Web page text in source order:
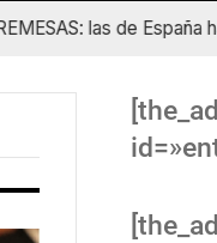
las de España